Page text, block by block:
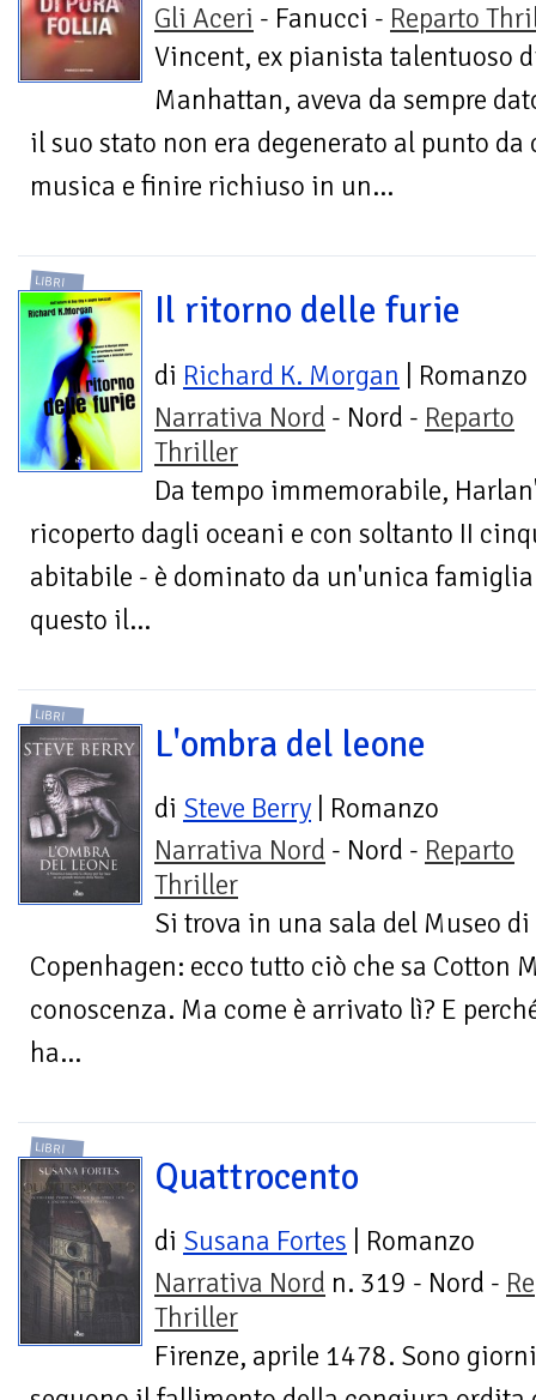
Gli Aceri - Fanucci - Reparto
Vincent, ex pianista talentuoso
Manhattan, aveva da sempre
il suo stato non era degenerato al punto
musica e finire richiuso in un...
LIBRI
Il ritorno delle furie
di Richard K. Morgan | Romanzo
Narrativa Nord - Nord - Reparto
Thriller
Da tempo immemorabile,
ricoperto dagli oceani e con soltanto II
abitabile - è dominato da un'unica
questo il...
LIBRI
L'ombra del leone
di Steve Berry | Romanzo
Narrativa Nord - Nord - Reparto
Thriller
Si trova in una sala del Museo
Copenhagen: ecco tutto ciò che sa Cotton
conoscenza. Ma come è arrivato lì? E
ha...
LIBRI
Quattrocento
di Susana Fortes | Romanzo
Narrativa Nord n. 319 - Nord -
Thriller
Firenze, aprile 1478. Sono